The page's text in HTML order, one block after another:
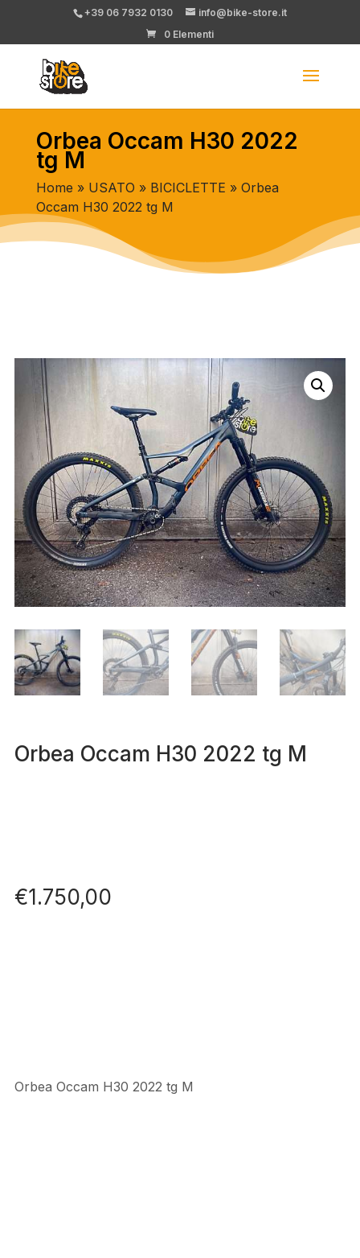
+39 06 7932 0130
info@bike-store.it
0 Elementi
Orbea Occam H30 2022
tg M
Home » USATO » BICICLETTE » Orbea
Occam H30 2022 tg M
Orbea Occam H30 2022 tg M
€1.750,00
Orbea Occam H30 2022 tg M